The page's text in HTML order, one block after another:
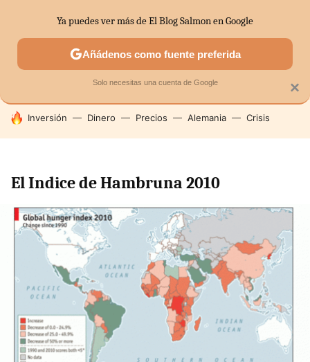
SECTORES ECONOMÍA DOMÉSTICA MERCADOS
HOY SE HABLA DE
Inversión Dinero Precios Alemania Crisis
El Indice de Hambruna 2010
×
Ya puedes ver más de El Blog Salmon en Google
Añádenos como fuente preferida
Solo necesitas una cuenta de Google